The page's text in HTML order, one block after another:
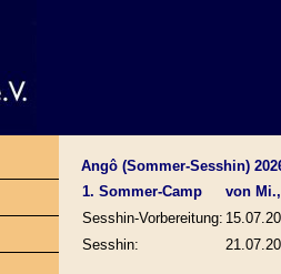
Angô (Sommer-Sesshin)
1. Sommer-Camp
von
Sesshin-Vorbereitung:
Sesshin: